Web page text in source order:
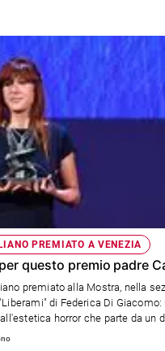
PREMIATO A VENEZIA
questo premio padre
premiato alla Mostra, nella
di Federica Di Giacomo:
horror che parte da un
in tutto il mondo sono